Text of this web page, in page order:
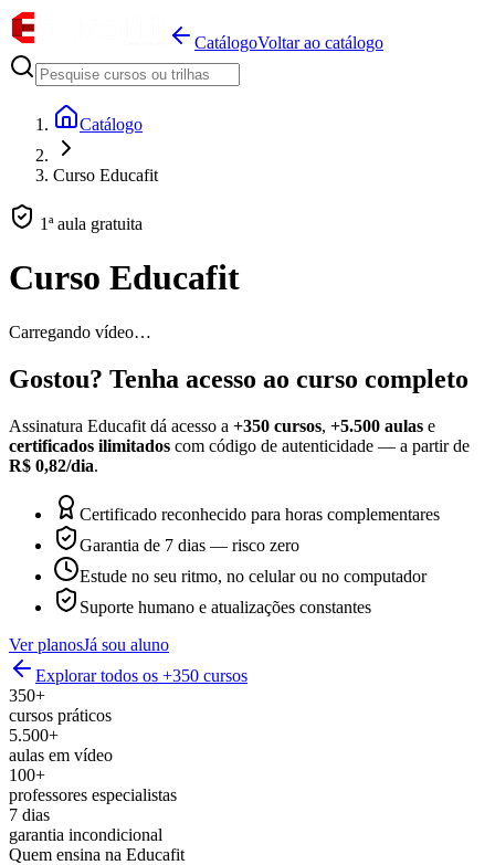
CatálogoVoltar ao catálogo
Catálogo
Curso Educafit
1ª aula gratuita
Curso Educafit
Carregando vídeo…
Gostou? Tenha acesso ao curso completo
Assinatura Educafit dá acesso a +350 cursos, +5.500 aulas e
certificados ilimitados com código de autenticidade — a partir de
R$ 0,82/dia.
Certificado reconhecido para horas complementares
Garantia de 7 dias — risco zero
Estude no seu ritmo, no celular ou no computador
Suporte humano e atualizações constantes
Ver planosJá sou aluno
Explorar todos os +350 cursos
350+
cursos práticos
5.500+
aulas em vídeo
100+
professores especialistas
7 dias
garantia incondicional
Quem ensina na Educafit